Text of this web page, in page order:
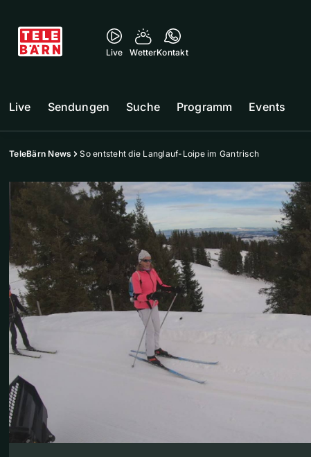
Live WetterKontakt
Live Sendungen Suche Programm Events
TeleBärn News So entsteht die Langlauf-Loipe im Gantrisch